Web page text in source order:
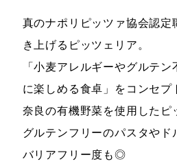
真のナポリピッツァ協会認定
き上げるピッツェリア。
「小麦アレルギーやグルテ
に楽しめる食卓」をコンセプ
奈良の有機野菜を使用したピ
グルテンフリーのパスタやド
バリアフリー度も◎